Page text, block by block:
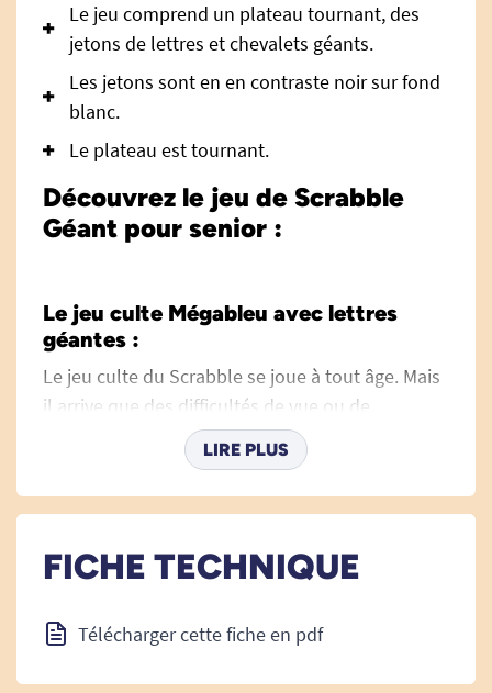
Le jeu comprend un plateau tournant, des
jetons de lettres et chevalets géants.
Les jetons sont en en contraste noir sur fond
blanc.
Le plateau est tournant.
Découvrez le jeu de Scrabble
Géant pour senior :
Le jeu culte Mégableu avec lettres
géantes :
Le jeu culte du Scrabble se joue à tout âge. Mais
il arrive que des difficultés de vue ou de
préhension compliquent la partie pour une
personne âgée ou ayant des difficultés visuelles.
Ce format géant, agrandi de 33%, permet ainsi
préhension. Que vous soyez un enfant, un jeune
adulte ou un senior, ce format de jeu vous
LIRE PLUS
FICHE TECHNIQUE
Télécharger cette fiche en pdf